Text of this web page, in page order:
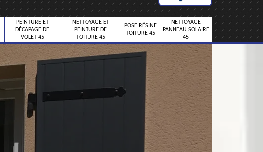
PEINTURE ET
DÉCAPAGE DE
VOLET 45
NETTOYAGE ET
PEINTURE DE
TOITURE 45
POSE RÉSINE
TOITURE 45
NETTOYAGE
PANNEAU SOLAIRE
45